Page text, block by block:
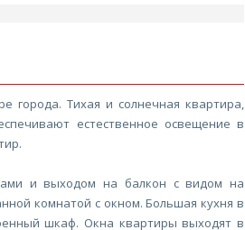
города. Тихая и солнечная квартира,
естественное освещение в
и выходом на балкон с видом на
комнатой с окном. Большая кухня в
шкаф. Окна квартиры выходят в